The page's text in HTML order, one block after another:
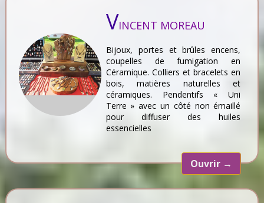
VINCENT MOREAU
Bijoux, portes et brûles encens,
coupelles de fumigation en
Céramique. Colliers et bracelets en
bois, matières naturelles et
céramiques. Pendentifs « Uni
Terre » avec un côté non émaillé
pour diffuser des huiles
essencielles
Ouvrir →